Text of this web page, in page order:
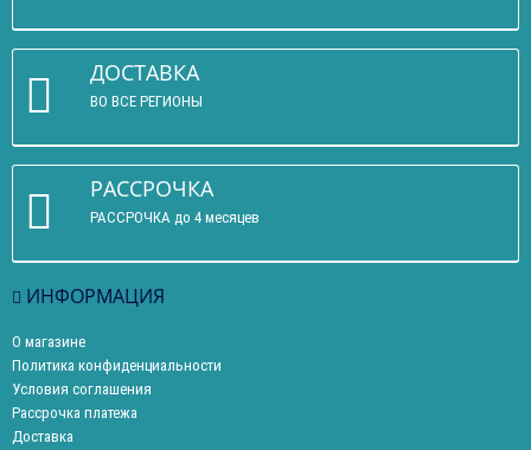
ДОСТАВКА
ВО ВСЕ РЕГИОНЫ
РАССРОЧКА
РАССРОЧКА до 4 месяцев
ИНФОРМАЦИЯ
О магазине
Политика конфиденциальности
Условия соглашения
Рассрочка платежа
Доставка